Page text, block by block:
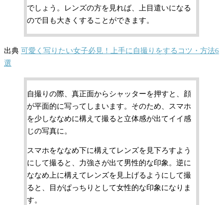
でしょう。レンズの方を見れば、上目遣いになる
ので目も大きくすることができます。
出典 可愛く写りたい女子必見！上手に自撮りをするコツ・方法6
選
自撮りの際、真正面からシャッターを押すと、顔
が平面的に写ってしまいます。そのため、スマホ
を少しななめに構えて撮ると立体感が出てイイ感
じの写真に。
スマホをななめ下に構えてレンズを見下ろすよう
にして撮ると、力強さが出て男性的な印象。逆に
ななめ上に構えてレンズを見上げるようにして撮
ると、目がぱっちりとして女性的な印象になりま
す。